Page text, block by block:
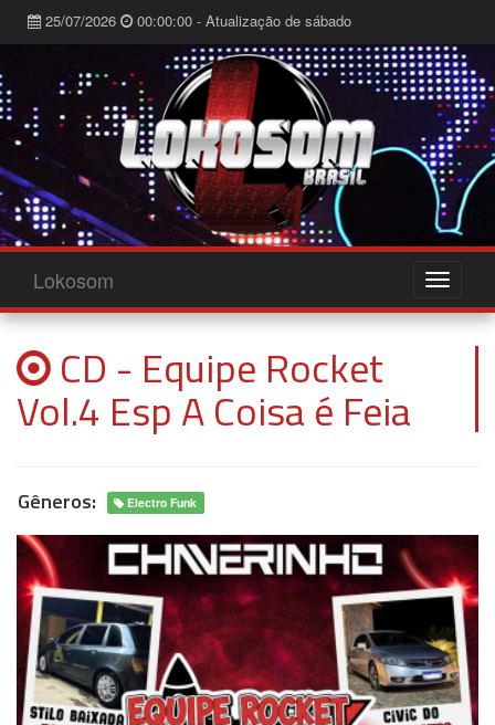
25/07/2026 00:00:00 - Atualização de sábado
Lokosom
CD - Equipe Rocket
Vol.4 Esp A Coisa é Feia
Gêneros: Electro Funk